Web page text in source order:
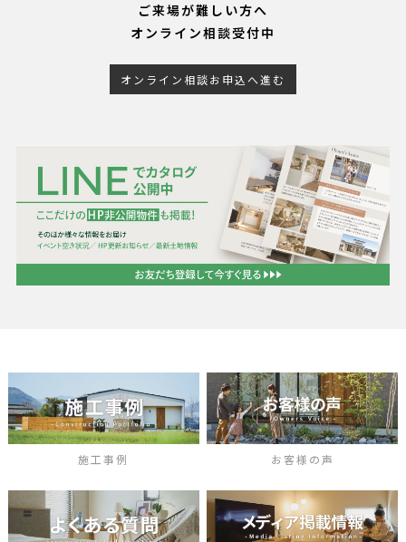
ご来場が難しい方へ
オンライン相談受付中
オンライン相談お申込へ進む
施工事例 お客様の声